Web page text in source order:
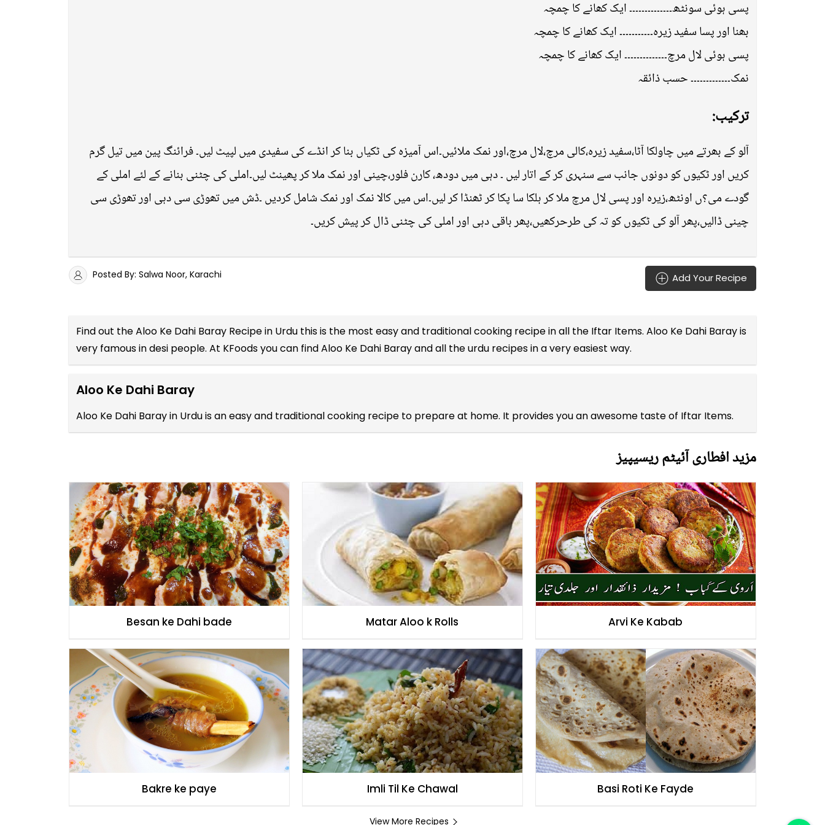
پسی ہوئی سونٹھ۔۔۔۔۔۔۔۔۔۔۔۔۔۔ ایک کھانے کا چمچہ
بھنا اور پسا سفید زیرہ۔۔۔۔۔۔۔۔۔۔۔ ایک کھانے کا چمچہ
پسی ہوئی لال مرچ۔۔۔۔۔۔۔۔۔۔۔۔۔۔ ایک کھانے کا چمچہ
نمک۔۔۔۔۔۔۔۔۔۔۔۔۔ حسب ذائقہ
ترکیب:
آلو کے بھرتے میں چاولکا آٹا،سفید زیرہ،کالی مرچ،لال مرچ،اور نمک ملائیں۔اس آمیزہ کی ٹکیاں بنا کر انڈے کی سفیدی میں لپیٹ لیں۔ فرائنگ پین میں تیل گرم
کریں اور ٹکیوں کو دونوں جانب سے سنہری کر کے اتار لیں ۔ دہی میں دودھ، کارن فلور،چینی اور نمک ملا کر پھینٹ لیں۔املی کی چٹنی بنانے کے لئے املی کے
گودے می؟ں اونٹھ،زیرہ اور پسی لال مرچ ملا کر ہلکا سا پکا کر ٹھنڈا کر لیں۔اس میں کالا نمک اور نمک شامل کردیں ۔ڈش میں تھوڑی سی دہی اور تھوڑی سی
چینی ڈالیں،پھر آلو کی ٹکیوں کو تہ کی طرحرکھیں،پھر باقی دہی اور املی کی چٹنی ڈال کر پیش کریں۔
Posted By: Salwa Noor, Karachi Add Your Recipe
Find out theAloo Ke Dahi Baray Recipe in Urdu this is the most easy and traditional cooking recipe in all the Iftar Items. Aloo Ke Dahi Baray is
very famous in desi people. At KFoods you can find Aloo Ke Dahi Baray and all theurdu recipesin a very easiest way.
Aloo Ke Dahi Baray
Aloo Ke Dahi Baray in Urdu is an easy and traditional cooking recipe to prepare at home. It provides you an awesome taste of Iftar Items.
مزید افطاری آئیٹم ریسیپیز
Besan ke Dahi bade Matar Aloo k Rolls Arvi Ke Kabab
Bakre ke paye Imli Til Ke Chawal Basi Roti Ke Fayde
View More Recipes